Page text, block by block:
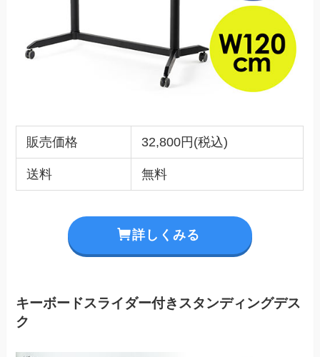
販売価格 32,800円(税込)
送料 無料
詳しくみる
キーボードスライダー付きスタンディングデス
ク